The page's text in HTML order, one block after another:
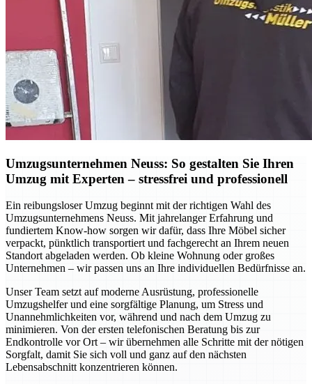
Umzugsunternehmen Neuss: So gestalten Sie Ihren
Umzug mit Experten – stressfrei und professionell
Ein reibungsloser Umzug beginnt mit der richtigen Wahl des
Umzugsunternehmens Neuss. Mit jahrelanger Erfahrung und
fundiertem Know-how sorgen wir dafür, dass Ihre Möbel sicher
verpackt, pünktlich transportiert und fachgerecht an Ihrem neuen
Standort abgeladen werden. Ob kleine Wohnung oder großes
Unternehmen – wir passen uns an Ihre individuellen Bedürfnisse an.
Unser Team setzt auf moderne Ausrüstung, professionelle
Umzugshelfer und eine sorgfältige Planung, um Stress und
Unannehmlichkeiten vor, während und nach dem Umzug zu
minimieren. Von der ersten telefonischen Beratung bis zur
Endkontrolle vor Ort – wir übernehmen alle Schritte mit der nötigen
Sorgfalt, damit Sie sich voll und ganz auf den nächsten
Lebensabschnitt konzentrieren können.